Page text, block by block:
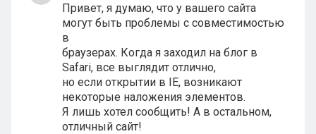
Привет, я думаю, что у вашего сайта
могут быть проблемы с совместимостью
в
браузерах. Когда я заходил на блог в
Safari, все выглядит отлично,
но если открытии в IE, возникают
некоторые наложения элементов.
Я лишь хотел сообщить! А в остальном,
отличный сайт!